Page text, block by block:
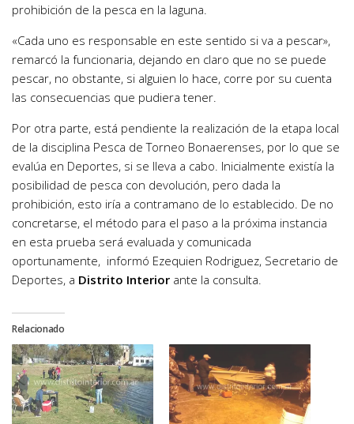
prohibición de la pesca en la laguna.
«Cada uno es responsable en este sentido si va a pescar»,
remarcó la funcionaria, dejando en claro que no se puede
pescar, no obstante, si alguien lo hace, corre por su cuenta
las consecuencias que pudiera tener.
Por otra parte, está pendiente la realización de la etapa local
de la disciplina Pesca de Torneo Bonaerenses, por lo que se
evalúa en Deportes, si se lleva a cabo. Inicialmente existía la
posibilidad de pesca con devolución, pero dada la
prohibición, esto iría a contramano de lo establecido. De no
concretarse, el método para el paso a la próxima instancia
en esta prueba será evaluada y comunicada
oportunamente, informó Ezequien Rodriguez, Secretario de
Deportes, a Distrito Interior ante la consulta.
Relacionado